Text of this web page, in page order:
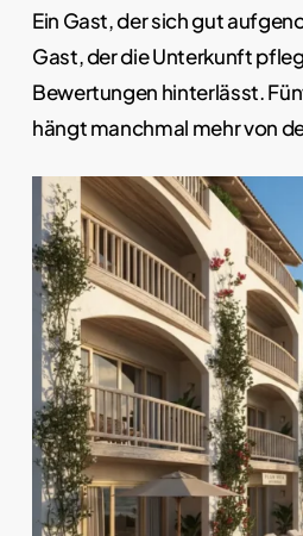
Ein Gast, der sich gut
Gast, der die Unterkunft
Bewertungen hinterlässt.
hängt manchmal mehr von